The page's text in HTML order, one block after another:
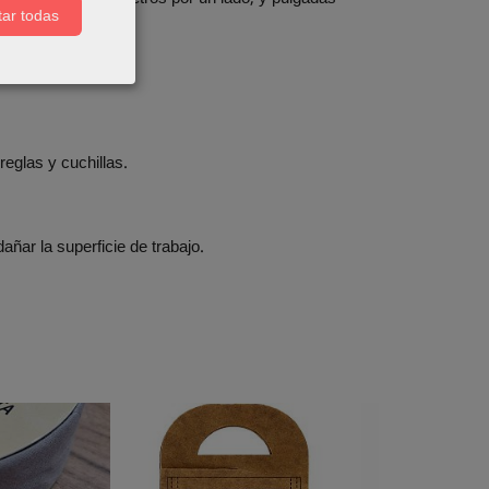
y cuchillas.
la superficie de trabajo.
todas